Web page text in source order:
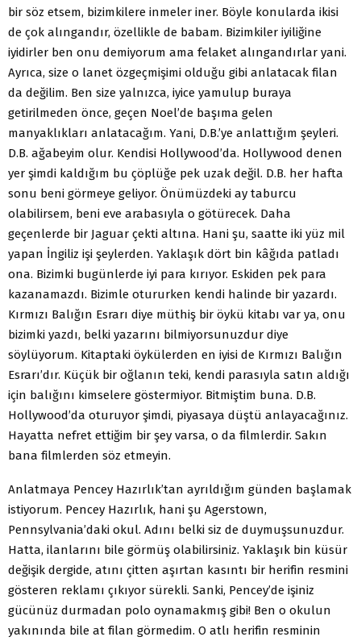
bir söz etsem, bizimkilere inmeler iner. Böyle konularda ikisi
de çok alıngandır, özellikle de babam. Bizimkiler iyiliğine
iyidirler ben onu demiyorum ama felaket alıngandırlar yani.
Ayrıca, size o lanet özgeçmişimi olduğu gibi anlatacak filan
da değilim. Ben size yalnızca, iyice yamulup buraya
getirilmeden önce, geçen Noel’de başıma gelen
manyaklıkları anlatacağım. Yani, D.B.’ye anlattığım şeyleri.
D.B. ağabeyim olur. Kendisi Hollywood’da. Hollywood denen
yer şimdi kaldığım bu çöplüğe pek uzak değil. D.B. her hafta
sonu beni görmeye geliyor. Önümüzdeki ay taburcu
olabilirsem, beni eve arabasıyla o götürecek. Daha
geçenlerde bir Jaguar çekti altına. Hani şu, saatte iki yüz mil
yapan İngiliz işi şeylerden. Yaklaşık dört bin kâğıda patladı
ona. Bizimki bugünlerde iyi para kırıyor. Eskiden pek para
kazanamazdı. Bizimle otururken kendi halinde bir yazardı.
Kırmızı Balığın Esrarı diye müthiş bir öykü kitabı var ya, onu
bizimki yazdı, belki yazarını bilmiyorsunuzdur diye
söylüyorum. Kitaptaki öykülerden en iyisi de Kırmızı Balığın
Esrarı’dır. Küçük bir oğlanın teki, kendi parasıyla satın aldığı
için balığını kimselere göstermiyor. Bitmiştim buna. D.B.
Hollywood’da oturuyor şimdi, piyasaya düştü anlayacağınız.
Hayatta nefret ettiğim bir şey varsa, o da filmlerdir. Sakın
bana filmlerden söz etmeyin.
Anlatmaya Pencey Hazırlık’tan ayrıldığım günden başlamak
istiyorum. Pencey Hazırlık, hani şu Agerstown,
Pennsylvania’daki okul. Adını belki siz de duymuşsunuzdur.
Hatta, ilanlarını bile görmüş olabilirsiniz. Yaklaşık bin küsür
değişik dergide, atını çitten aşırtan kasıntı bir herifin resmini
gösteren reklamı çıkıyor sürekli. Sanki, Pencey’de işiniz
gücünüz durmadan polo oynamakmış gibi! Ben o okulun
yakınında bile at filan görmedim. O atlı herifin resminin